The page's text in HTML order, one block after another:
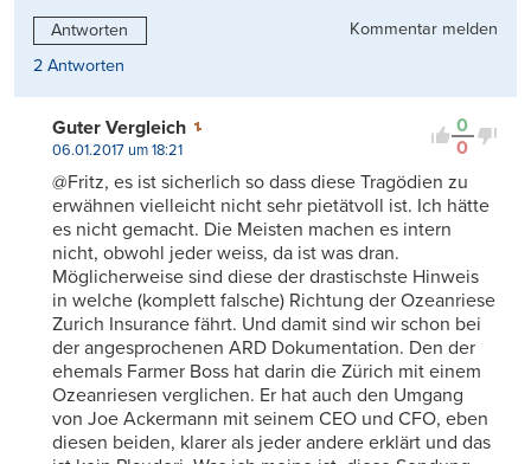
Antworten
Kommentar melden
2 Antworten
0
0
Guter Vergleich
06.01.2017 um 18:21
@Fritz, es ist sicherlich so dass diese Tragödien zu
erwähnen vielleicht nicht sehr pietätvoll ist. Ich hätte
es nicht gemacht. Die Meisten machen es intern
nicht, obwohl jeder weiss, da ist was dran.
Möglicherweise sind diese der drastischste Hinweis
in welche (komplett falsche) Richtung der Ozeanriese
Zurich Insurance fährt. Und damit sind wir schon bei
der angesprochenen ARD Dokumentation. Den der
ehemals Farmer Boss hat darin die Zürich mit einem
Ozeanriesen verglichen. Er hat auch den Umgang
von Joe Ackermann mit seinem CEO und CFO, eben
diesen beiden, klarer als jeder andere erklärt und das